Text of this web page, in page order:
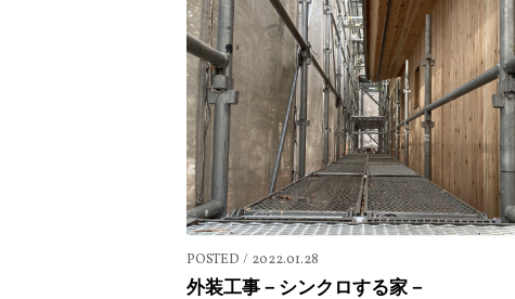
POSTED / 2022.01.28
外装工事－シンクロする家－